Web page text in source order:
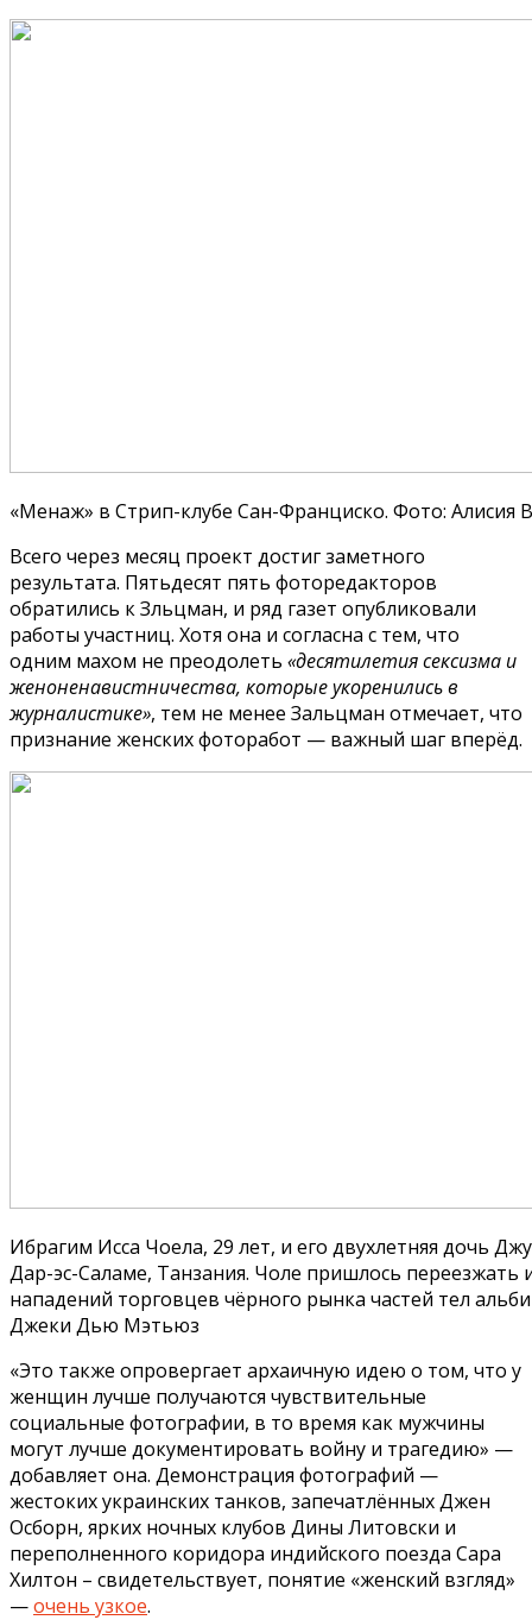
«Менаж» в Стрип-клубе Сан-Франциско. Фото: Алисия
Всего через месяц проект достиг заметного
результата. Пятьдесят пять фоторедакторов
обратились к Зльцман, и ряд газет опубликовали
работы участниц. Хотя она и согласна с тем, что
одним махом не преодолеть «десятилетия сексизма и
женоненавистничества, которые укоренились в
журналистике», тем не менее Зальцман отмечает, что
признание женских фоторабот — важный шаг вперёд.
Ибрагим Исса Чоела, 29 лет, и его двухлетняя дочь
Дар-эс-Саламе, Танзания. Чоле пришлось переезжать
нападений торговцев чёрного рынка частей тел
Джеки Дью Мэтьюз
«Это также опровергает архаичную идею о том, что у
женщин лучше получаются чувствительные
социальные фотографии, в то время как мужчины
могут лучше документировать войну и трагедию» —
добавляет она. Демонстрация фотографий —
жестоких украинских танков, запечатлённых Джен
Осборн, ярких ночных клубов Дины Литовски и
переполненного коридора индийского поезда Сара
Хилтон – свидетельствует, понятие «женский взгляд»
—очень узкое.